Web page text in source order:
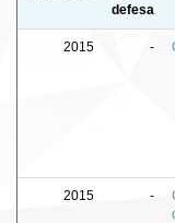
defesa
2015 -
2015 -